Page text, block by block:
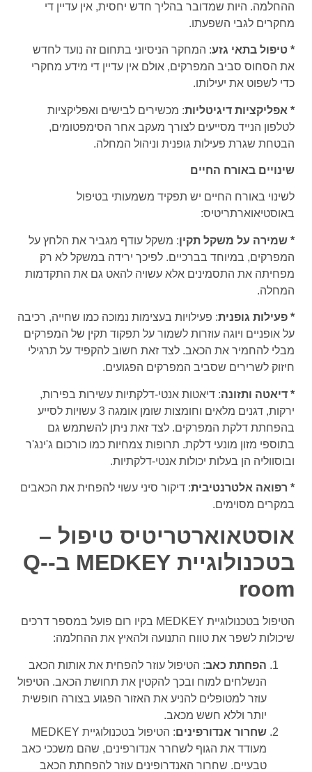
ההחלמה. היות שמדובר בהליך חדש יחסית, אין עדיין די
מחקרים לגבי השפעתו.
* טיפול בתאי גזע: המחקר הניסיוני בתחום זה נועד לחדש
את הסחוס סביב המפרקים, אולם אין עדיין די מידע מחקרי
כדי לשפוט את יעילותו.
* אפליקציות דיגיטליות: מכשירים לבישים ואפליקציות
לטלפון הנייד מסייעים לצורך מעקב אחר הסימפטומים,
הבטחת שגרת פעילות גופנית וניהול המחלה.
שינויים באורח החיים
לשינוי באורח החיים יש תפקיד משמעותי בטיפול
באוסטיאוארתריטיס:
* שמירה על משקל תקין: משקל עודף מגביר את הלחץ על
המפרקים, במיוחד בברכיים. לפיכך ירידה במשקל לא רק
מפחיתה את התסמינים אלא עשויה להאט גם את התקדמות
המחלה.
* פעילות גופנית: פעילויות בעצימות נמוכה כמו שחייה, רכיבה
על אופניים ויוגה עוזרות לשמור על תפקוד תקין של המפרקים
מבלי להחמיר את הכאב. לצד זאת חשוב להקפיד על תרגילי
חיזוק לשרירים שסביב המפרקים הפגועים.
* דיאטה ותזונה: דיאטות אנטי-דלקתיות עשירות בפירות,
ירקות, דגנים מלאים וחומצות שומן אומגה 3 עשויות לסייע
בהפחתת דלקת המפרקים. לצד זאת ניתן להשתמש גם
בתוספי מזון מונעי דלקת. תרופות צמחיות כמו כורכום ג'ינג'ר
ובוסווליה הן בעלות יכולות אנטי-דלקתיות.
* רפואה אלטרנטיבית: דיקור סיני עשוי להפחית את הכאבים
במקרים מסוימים.
אוסטאוארטריטיס טיפול –
בטכנולוגיית MEDKEY ב- Q-
room
הטיפול בטכנולוגיית MEDKEY בקיו רום פועל במספר דרכים
שיכולות לשפר את טווח התנועה ולהאיץ את ההחלמה:
הפחתת כאב: הטיפול עוזר להפחית את אותות הכאב
הנשלחים למוח ובכך להקטין את תחושת הכאב. הטיפול
עוזר למטופלים להניע את האזור הפגוע בצורה חופשית
יותר וללא חשש מכאב.
שחרור אנדורפינים: הטיפול בטכנולוגיית MEDKEY
מעודד את הגוף לשחרר אנדורפינים, שהם משככי כאב
טבעיים. שחרור האנדרופינים עוזר להפחתת הכאב